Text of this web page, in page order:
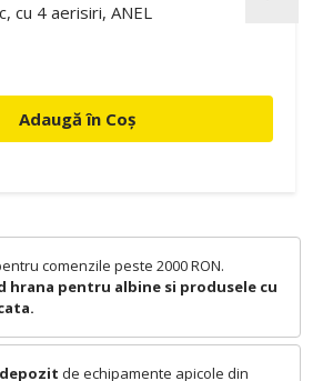
comenzile peste 2000 RON.
hrana pentru albine si produsele cu
depozit de echipamente apicole din
cu 4 aerisiri, ANEL
Adaugă în Coș